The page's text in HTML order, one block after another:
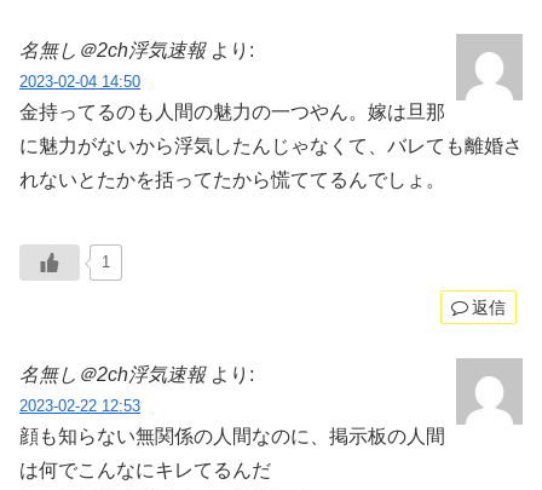
名無し＠2ch浮気速報 より:
2023-02-04 14:50
金持ってるのも人間の魅力の一つやん。嫁は旦那
に魅力がないから浮気したんじゃなくて、バレても離婚さ
れないとたかを括ってたから慌ててるんでしょ。
1
返信
名無し＠2ch浮気速報 より:
2023-02-22 12:53
顔も知らない無関係の人間なのに、掲示板の人間
は何でこんなにキレてるんだ